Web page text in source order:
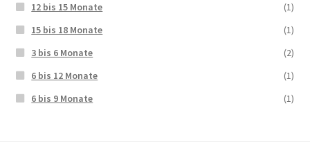
12 bis 15 Monate
(1)
15 bis 18 Monate
(1)
3 bis 6 Monate
(2)
6 bis 12 Monate
(1)
6 bis 9 Monate
(1)